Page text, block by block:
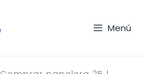
Menú